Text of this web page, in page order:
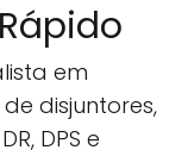
em
disjuntores,
DPS e